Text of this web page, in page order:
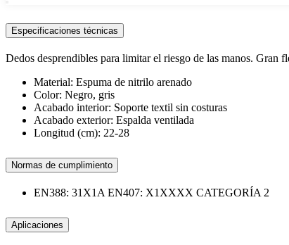
Especificaciones técnicas
Dedos desprendibles para limitar el riesgo de las manos. Gran
Material: Espuma de nitrilo arenado
Color: Negro, gris
Acabado interior: Soporte textil sin costuras
Acabado exterior: Espalda ventilada
Longitud (cm): 22-28
Normas de cumplimiento
EN388: 31X1A EN407: X1XXXX CATEGORÍA 2
Aplicaciones